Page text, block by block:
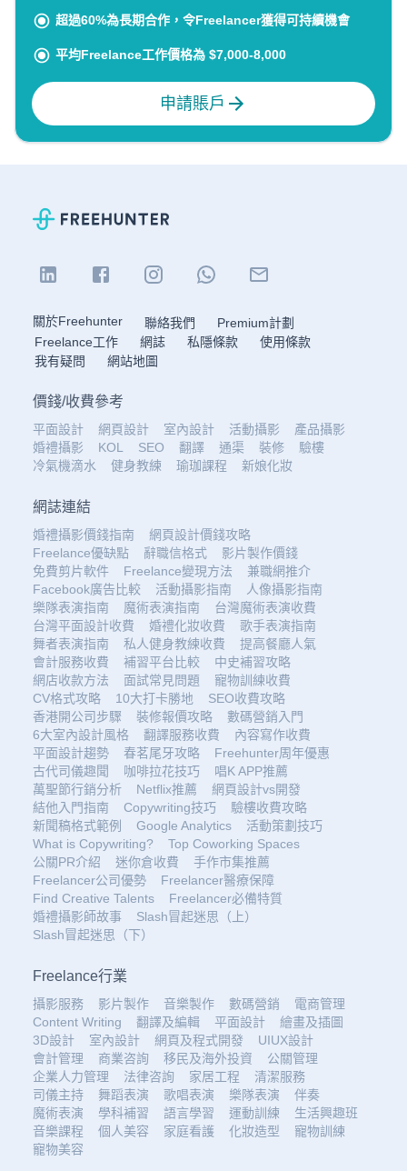
超過60%為長期合作，令Freelancer獲得可持續機會
平均Freelance工作價格為 $7,000-8,000
申請賬戶
關於Freehunter 聯絡我們
Premium計劃
Freelance工作
網誌 私隱條款
使用條款
我有疑問
網站地圖
價錢/收費參考
平面設計 網頁設計 室內設計 活動攝影
產品攝影
婚禮攝影
KOL SEO 翻譯 通渠 裝修
驗樓
冷氣機滴水
健身教練 瑜珈課程 新娘化妝
網誌連結
婚禮攝影價錢指南
網頁設計價錢攻略
Freelance優缺點
辭職信格式
影片製作價錢
免費剪片軟件
Freelance變現方法
兼職網推介
Facebook廣告比較
活動攝影指南
人像攝影指南
樂隊表演指南
魔術表演指南
台灣魔術表演收費
台灣平面設計收費
婚禮化妝收費
歌手表演指南
舞者表演指南
私人健身教練收費
提高餐廳人氣
會計服務收費
補習平台比較
中史補習攻略
網店收款方法
面試常見問題
寵物訓練收費
CV格式攻略
10大打卡勝地
SEO收費攻略
香港開公司步驟
裝修報價攻略
數碼營銷入門
6大室內設計風格
翻譯服務收費
內容寫作收費
平面設計趨勢
春茗尾牙攻略
Freehunter周年優惠
古代司儀趣聞
咖啡拉花技巧
唱K APP推薦
萬聖節行銷分析
Netflix推薦
網頁設計vs開發
結他入門指南
Copywriting技巧
驗樓收費攻略
新聞稿格式範例
Google Analytics
活動策劃技巧
What is Copywriting?
Top Coworking Spaces
公關PR介紹
迷你倉收費
手作市集推薦
Freelancer公司優勢
Freelancer醫療保障
Find Creative Talents
Freelancer必備特質
婚禮攝影師故事
Slash冒起迷思（上）
Slash冒起迷思（下）
Freelance行業
攝影服務 影片製作 音樂製作 數碼營銷
電商管理
Content Writing
翻譯及編輯 平面設計
繪畫及插圖
3D設計
室內設計 網頁及程式開發
UIUX設計
會計管理
商業咨詢 移民及海外投資
公關管理
企業人力管理
法律咨詢 家居工程
清潔服務
司儀主持
舞蹈表演 歌唱表演 樂隊表演
伴奏
魔術表演
學科補習 語言學習 運動訓練
生活興趣班
音樂課程
個人美容 家庭看護 化妝造型
寵物訓練
寵物美容